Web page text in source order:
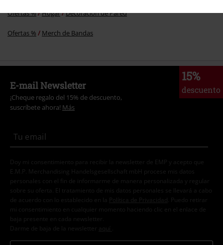
Ofertas % Hogar Decoración de Pared
Ofertas % Merch de Bandas
15%
descuento
E-mail Newsletter
¡Cheque regalo del 15% de descuento,
suscríbete ahora! Más
Doy mi consentimiento para recibir la newsletter de EMP y acepto que
E.M.P. Merchandising Handelsgesellschaft mbH procese mis datos
personales con el fin de informarme de manera personalizada y regular
sobre su oferta. El tratamiento de mis datos personales se llevará a cabo
de acuerdo con lo establecido en la
Política de Privacidad . Puedo retirar
mi consentimiento en cualquier momento haciendo clic en el enlace de
baja presente en cada newsletter.
Darme de baja de la newsletter
aquí